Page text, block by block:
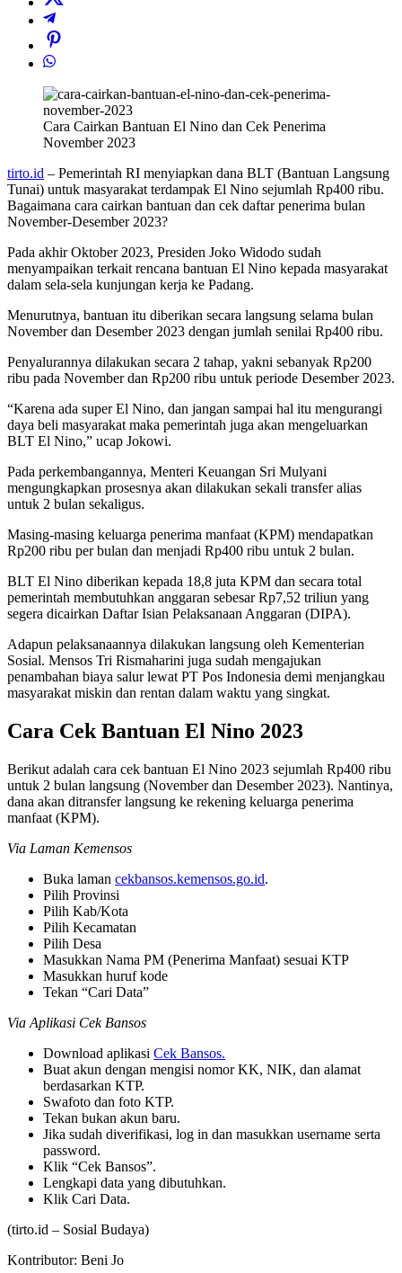
Cara Cairkan Bantuan El Nino dan Cek Penerima
November 2023
tirto.id – Pemerintah RI menyiapkan dana BLT (Bantuan Langsung
Tunai) untuk masyarakat terdampak El Nino sejumlah Rp400 ribu.
Bagaimana cara cairkan bantuan dan cek daftar penerima bulan
November-Desember 2023?
Pada akhir Oktober 2023, Presiden Joko Widodo sudah
menyampaikan terkait rencana bantuan El Nino kepada masyarakat
dalam sela-sela kunjungan kerja ke Padang.
Menurutnya, bantuan itu diberikan secara langsung selama bulan
November dan Desember 2023 dengan jumlah senilai Rp400 ribu.
Penyalurannya dilakukan secara 2 tahap, yakni sebanyak Rp200
ribu pada November dan Rp200 ribu untuk periode Desember 2023.
“Karena ada super El Nino, dan jangan sampai hal itu mengurangi
daya beli masyarakat maka pemerintah juga akan mengeluarkan
BLT El Nino,” ucap Jokowi.
Pada perkembangannya, Menteri Keuangan Sri Mulyani
mengungkapkan prosesnya akan dilakukan sekali transfer alias
untuk 2 bulan sekaligus.
Masing-masing keluarga penerima manfaat (KPM) mendapatkan
Rp200 ribu per bulan dan menjadi Rp400 ribu untuk 2 bulan.
BLT El Nino diberikan kepada 18,8 juta KPM dan secara total
pemerintah membutuhkan anggaran sebesar Rp7,52 triliun yang
segera dicairkan Daftar Isian Pelaksanaan Anggaran (DIPA).
Adapun pelaksanaannya dilakukan langsung oleh Kementerian
Sosial. Mensos Tri Rismaharini juga sudah mengajukan
penambahan biaya salur lewat PT Pos Indonesia demi menjangkau
masyarakat miskin dan rentan dalam waktu yang singkat.
Cara Cek Bantuan El Nino 2023
Berikut adalah cara cek bantuan El Nino 2023 sejumlah Rp400 ribu
untuk 2 bulan langsung (November dan Desember 2023). Nantinya,
dana akan ditransfer langsung ke rekening keluarga penerima
manfaat (KPM).
Via Laman Kemensos
Buka laman cekbansos.kemensos.go.id.
Pilih Provinsi
Pilih Kab/Kota
Pilih Kecamatan
Pilih Desa
Masukkan Nama PM (Penerima Manfaat) sesuai KTP
Masukkan huruf kode
Tekan “Cari Data”
Via Aplikasi Cek Bansos
Download aplikasi Cek Bansos.
Buat akun dengan mengisi nomor KK, NIK, dan alamat
berdasarkan KTP.
Swafoto dan foto KTP.
Tekan bukan akun baru.
Jika sudah diverifikasi, log in dan masukkan username serta
password.
Klik “Cek Bansos”.
Lengkapi data yang dibutuhkan.
Klik Cari Data.
(tirto.id – Sosial Budaya)
Kontributor: Beni Jo